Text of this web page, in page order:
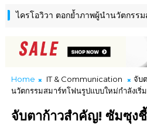
วิวา ตอกย้ำภาพผู้นำนวัตกรรมสุขภาพ
Home IT & Communication
จับ
นวัตกรรมสมาร์ทโฟนรูปแบบใหม่กำลังเริ่
จับตาก้าวสำคัญ! ซัมซุง